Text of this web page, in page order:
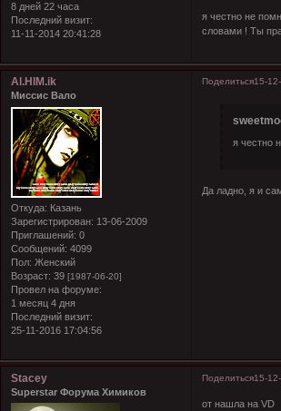
8 дней 22 часа
Последний визит:
11-11-2014 20:41:28
я честно не
словами ! Ты
Поделиться15-
Al.HIM.ik
Миссис Вало
Откуда: Казань
Зарегистрирован: 13-06-2009
Приглашений: 0
Сообщений: 4099
Пол: Женский
Возраст: 39 [1987-06-20]
Провел на форуме:
1 месяц 4 дня
Последний визит:
25-11-2016 17:04:56
я честно
Да ладно, я и
Поделиться15-
Stacey
Superstar Форума Химиков
от нашла на VD